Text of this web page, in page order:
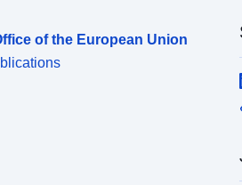
of the European Union